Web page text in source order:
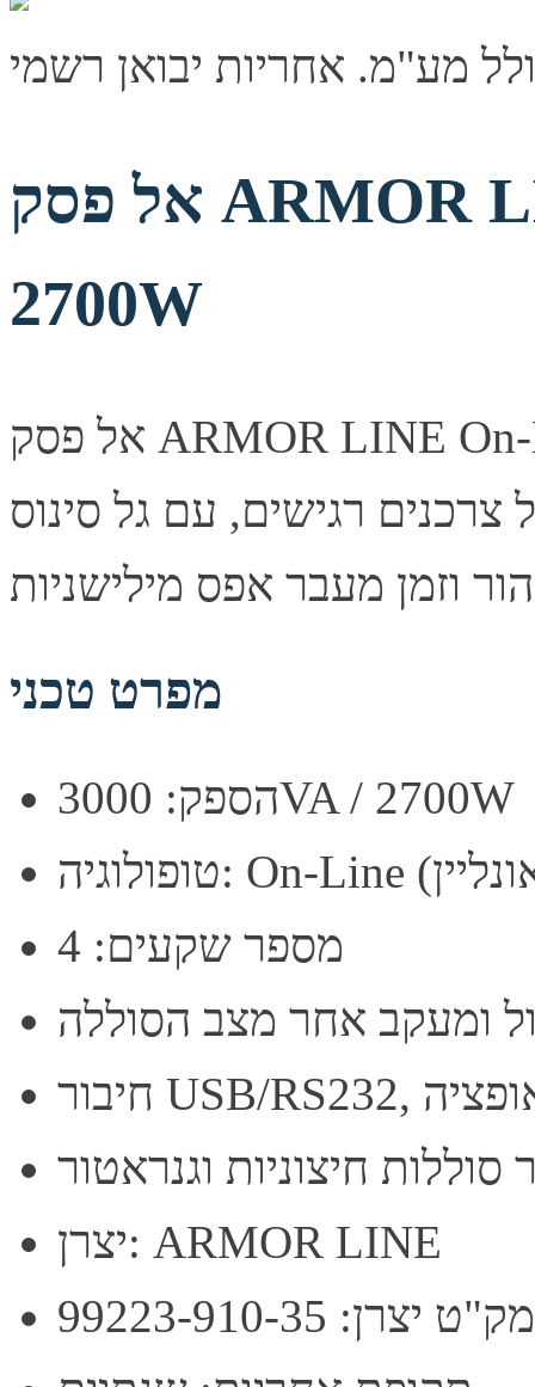
אל פסק ARMOR LINE On-Line 3000VA
2700W
אל פסק ARMOR LINE On-Line בהספק 3000VA/2700W —
צרכנים רגישים, עם גל סינוס
מפרט טכני
הספק: 3000VA / 2700W
מספר שקעים: 4
ומעקב אחר מצב הסוללה
חיצוניות וגנראטור
יצרן: ARMOR LINE
מק"ט יצרן: 99223-910-35